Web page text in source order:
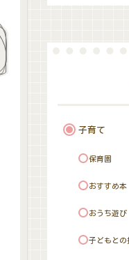
子育て
保育園
おすすめ本
おうち遊び
子どもとの